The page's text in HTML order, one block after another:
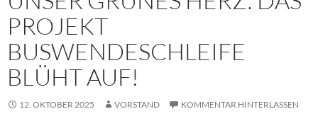
PROJEKT
BUSWENDESCHLEIFE
BLÜHT AUF!
12. OKTOBER 2025 VORSTAND KOMMENTAR HINTERLASSEN